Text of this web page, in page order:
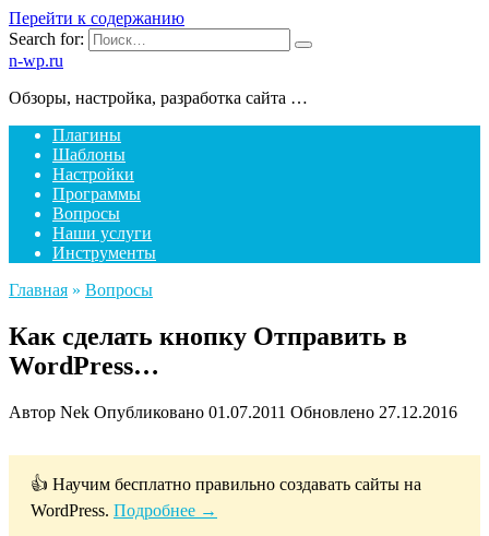
Перейти к содержанию
Search for:
n-wp.ru
Обзоры, настройка, разработка сайта …
Плагины
Шаблоны
Настройки
Программы
Вопросы
Наши услуги
Инструменты
Главная » Вопросы
Как сделать кнопку Отправить в
WordPress…
Автор Nek Опубликовано 01.07.2011 Обновлено 27.12.2016
👍 Научим бесплатно правильно создавать сайты на
WordPress. Подробнее →